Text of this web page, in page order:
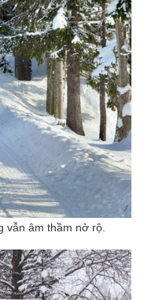
vẫn âm thầm nở rộ.